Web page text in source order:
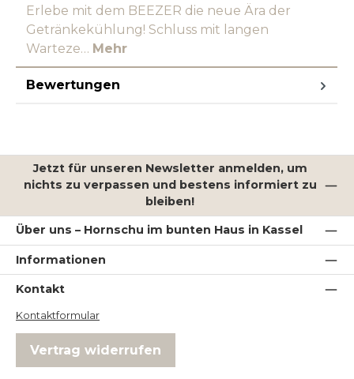
Erlebe mit dem BEEZER die neue Ära der
Getränkekühlung! Schluss mit langen
Warteze… Mehr
Bewertungen
Jetzt für unseren Newsletter anmelden, um
nichts zu verpassen und bestens informiert zu
bleiben!
Über uns – Hornschu im bunten Haus in Kassel
Informationen
Kontakt
Kontaktformular
Vertrag widerrufen